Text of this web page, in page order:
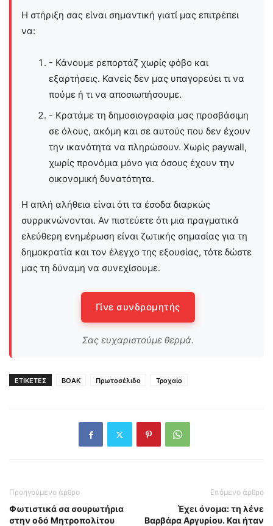
Η στήριξη σας είναι σημαντική γιατί μας επιτρέπει
να:
- Κάνουμε ρεπορτάζ χωρίς φόβο και
εξαρτήσεις. Κανείς δεν μας υπαγορεύει τι να
πούμε ή τι να αποσιωπήσουμε.
- Κρατάμε τη δημοσιογραφία μας προσβάσιμη
σε όλους, ακόμη και σε αυτούς που δεν έχουν
την ικανότητα να πληρώσουν. Χωρίς paywall,
χωρίς προνόμια μόνο για όσους έχουν την
οικονομική δυνατότητα.
Η απλή αλήθεια είναι ότι τα έσοδα διαρκώς
συρρικνώνονται. Αν πιστεύετε ότι μια πραγματικά
ελεύθερη ενημέρωση είναι ζωτικής σημασίας για τη
δημοκρατία και τον έλεγχο της εξουσίας, τότε δώστε
μας τη δύναμη να συνεχίσουμε.
Γίνε συνδρομητής
Σας ευχαριστούμε θερμά.
ΕΤΙΚΕΤΕΣ ΒΟΑΚ Πρωτοσέλιδο Τροχαίο
Προηγούμενο άρθρο
Φωτιστικά σα σουρωτήρια
στην οδό Μητροπολίτου
Επόμενο άρθρο
Έχει όνομα: τη λένε
Βαρβάρα Αργυρίου. Και ήταν